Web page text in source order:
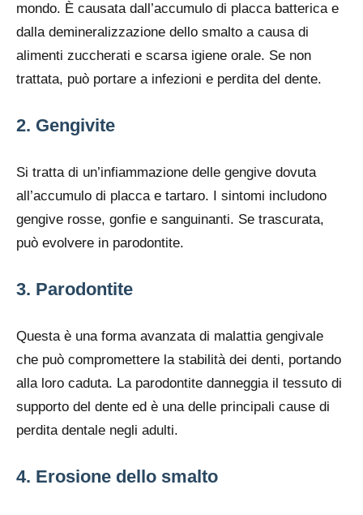
mondo. È causata dall’accumulo di placca batterica e
dalla demineralizzazione dello smalto a causa di
alimenti zuccherati e scarsa igiene orale. Se non
trattata, può portare a infezioni e perdita del dente.
2. Gengivite
Si tratta di un’infiammazione delle gengive dovuta
all’accumulo di placca e tartaro. I sintomi includono
gengive rosse, gonfie e sanguinanti. Se trascurata,
può evolvere in parodontite.
3. Parodontite
Questa è una forma avanzata di malattia gengivale
che può compromettere la stabilità dei denti, portando
alla loro caduta. La parodontite danneggia il tessuto di
supporto del dente ed è una delle principali cause di
perdita dentale negli adulti.
4. Erosione dello smalto